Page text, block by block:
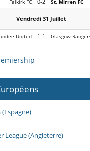
Vendredi 31 Juillet
United 1-1 Glasgow
League (Angleterre)